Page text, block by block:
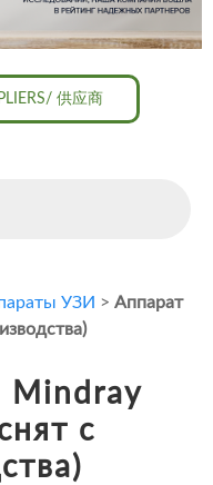
供应商
УЗИ > Аппарат
Mindray
с